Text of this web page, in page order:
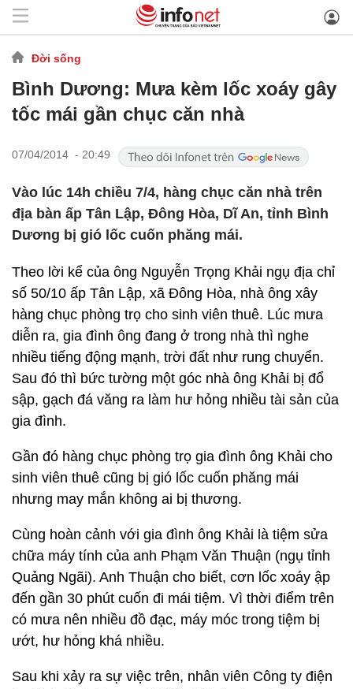
Đời sống
Bình Dương: Mưa kèm lốc xoáy gây
tốc mái gần chục căn nhà
07/04/2014 - 20:49
Vào lúc 14h chiều 7/4, hàng chục căn nhà trên
địa bàn ấp Tân Lập, Đông Hòa, Dĩ An, tỉnh Bình
Dương bị gió lốc cuốn phăng mái.
Theo lời kể của ông Nguyễn Trọng Khải ngụ địa chỉ
số 50/10 ấp Tân Lập, xã Đông Hòa, nhà ông xây
hàng chục phòng trọ cho sinh viên thuê. Lúc mưa
diễn ra, gia đình ông đang ở trong nhà thì nghe
nhiều tiếng động mạnh, trời đất như rung chuyển.
Sau đó thì bức tường một góc nhà ông Khải bị đổ
sập, gạch đá văng ra làm hư hỏng nhiều tài sản của
gia đình.
Gần đó hàng chục phòng trọ gia đình ông Khải cho
sinh viên thuê cũng bị gió lốc cuốn phăng mái
nhưng may mắn không ai bị thương.
Cùng hoàn cảnh với gia đình ông Khải là tiệm sửa
chữa máy tính của anh Phạm Văn Thuận (ngụ tỉnh
Quảng Ngãi). Anh Thuận cho biết, cơn lốc xoáy ập
đến gần 30 phút cuốn đi mái tiệm. Vì thời điểm trên
có mưa nên nhiều đồ đạc, máy móc trong tiệm bị
ướt, hư hỏng khá nhiều.
Sau khi xảy ra sự việc trên, nhân viên Công ty điện